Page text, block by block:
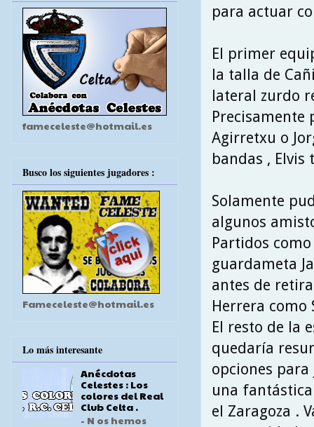
para actuar
El primer
la talla de
lateral zurdo
Precisamente
Agirretxu o
bandas ,
Solamente
algunos
Partidos
guardameta
antes de
Herrera como
El resto de la
quedaría
opciones
una
el Zaragoza .
fameceleste@hotmail.es
Busco los siguientes jugadores :
Fameceleste@hotmail.es
Lo más interesante
Anécdotas
Celestes : Los
colores del Real
Club Celta .
- N os hemos